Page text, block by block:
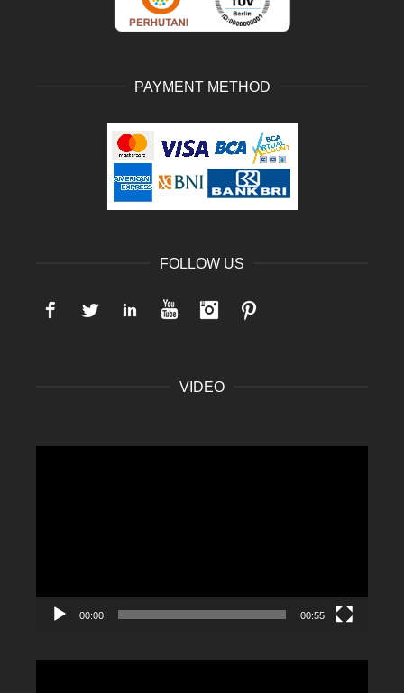
PAYMENT METHOD
FOLLOW US
FacebookTwitter LinkedIn YouTube Instagram
VIDEO
00:00 00:55